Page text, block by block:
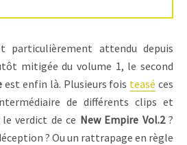
attendu depuis
mitigée du volume 1, le second
est enfin là. Plusieurs fois teasé ces
de différents clips et
verdict de ce New Empire Vol.2?
? Ou un rattrapage en règle